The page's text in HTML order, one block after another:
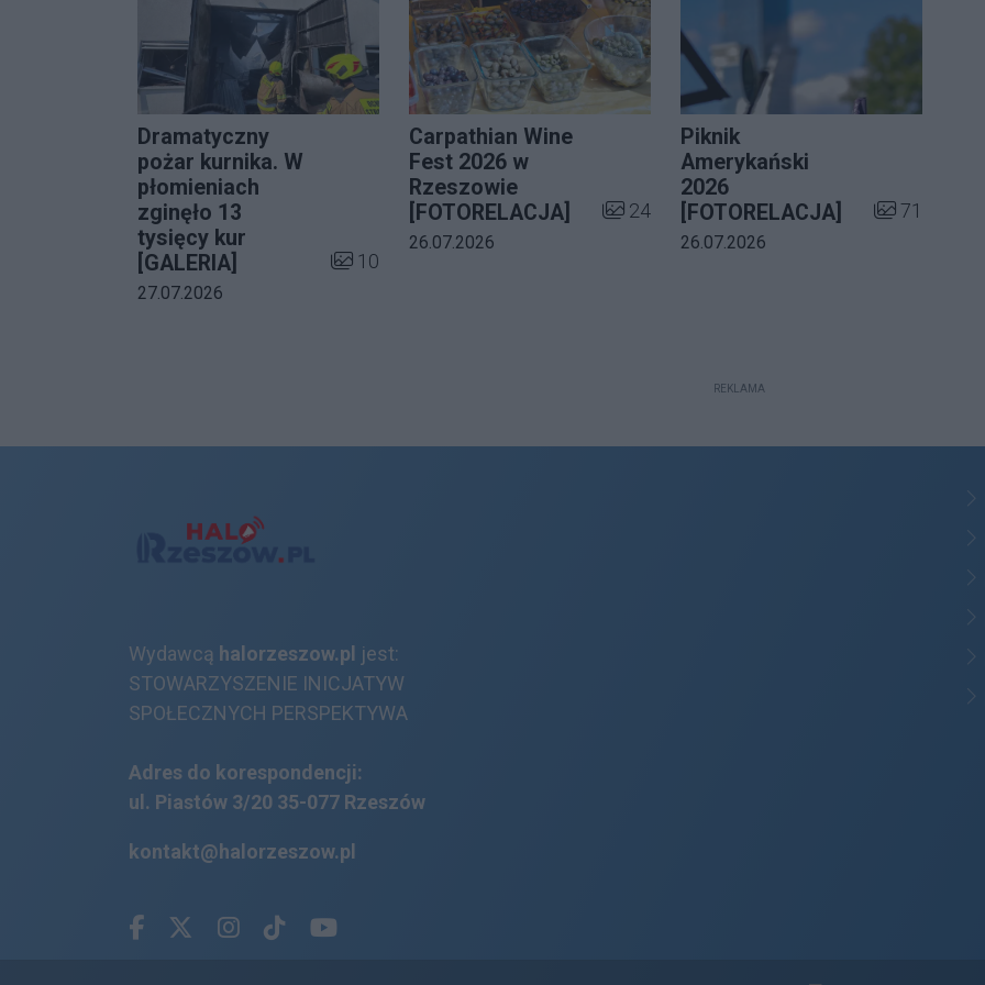
Dramatyczny
pożar kurnika. W
płomieniach
zginęło 13
tysięcy kur
[GALERIA]
Liczba zdjęć w galerii:
10
Data dodania galerii:
27.07.2026
Carpathian Wine
Fest 2026 w
Rzeszowie
[FOTORELACJA]
Liczba zdjęć w galerii:
24
Data dodania galerii:
26.07.2026
Piknik
Amerykański
2026
[FOTORELACJA]
Liczba zdjęć
71
Data dodania galerii:
26.07.2026
REKLAMA
Wydawcą halorzeszow.pl jest:
STOWARZYSZENIE INICJATYW
SPOŁECZNYCH PERSPEKTYWA
Adres do korespondencji:
ul. Piastów 3/20 35-077 Rzeszów
kontakt@halorzeszow.pl
Facebook.com
X.comInstagram.com
Tiktok.com
Youtube.com